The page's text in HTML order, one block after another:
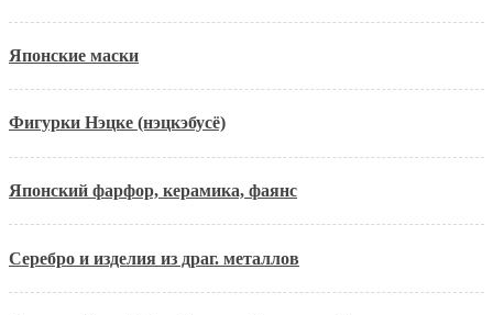
Японские маски
Фигурки Нэцке (нэцкэбусё)
Японский фарфор, керамика, фаянс
Серебро и изделия из драг. металлов